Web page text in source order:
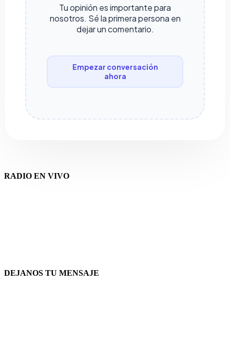
Tu opinión es importante para
nosotros. Sé la primera persona en
dejar un comentario.
Empezar conversación
ahora
RADIO EN VIVO
DEJANOS TU MENSAJE